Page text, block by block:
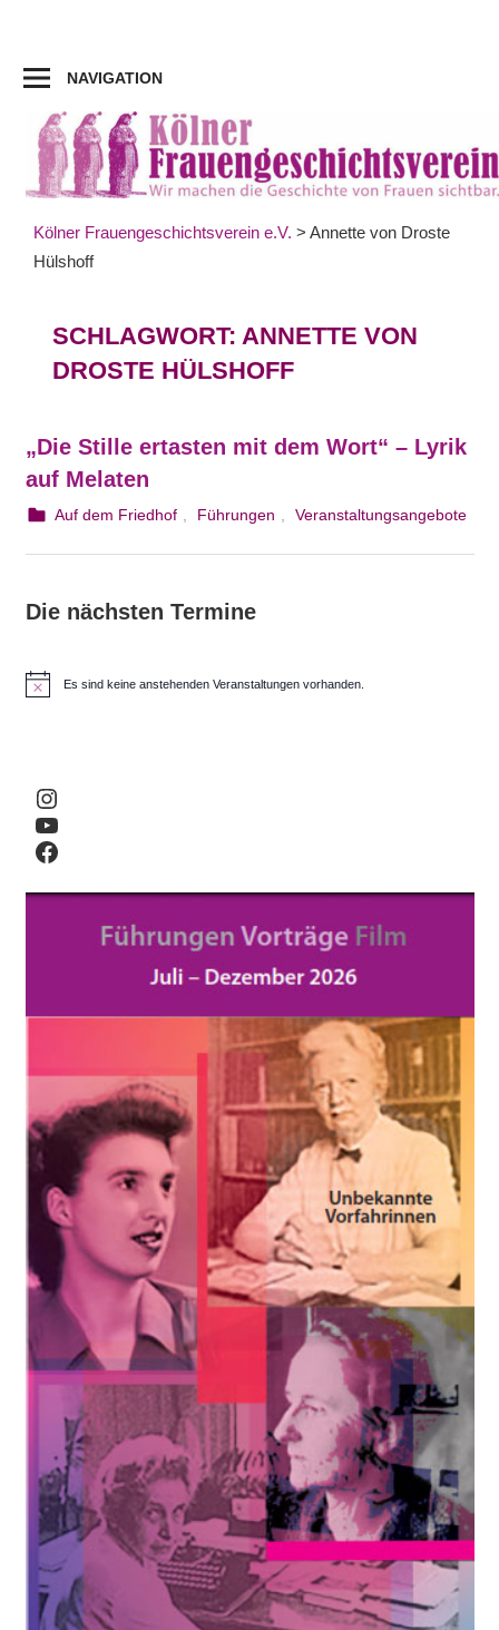
springen
NAVIGATION
Kölner Frauengeschichtsverein e.V. > Annette von Droste
Hülshoff
SCHLAGWORT:ANNETTE VON
DROSTE HÜLSHOFF
„Die Stille ertasten mit dem Wort“ – Lyrik
auf Melaten
25. August 2023
webmam
Auf dem Friedhof Führungen Veranstaltungsangebote
Die nächsten Termine
Es sind keine anstehenden Veranstaltungen vorhanden.
Instagram
YouTube
Facebook